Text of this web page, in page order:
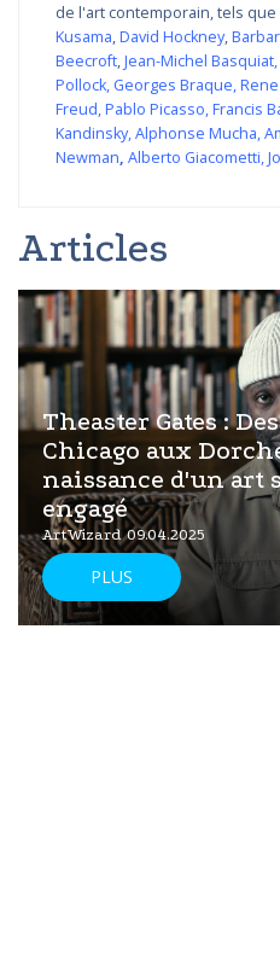
de l'art contemporain, tels que
Kusama,David Hockney,
Beecroft,Jean-Michel Basquiat,
Pollock, Georges Braque,
Freud,Pablo Picasso,Francis
Kandinsky,Alphonse Mucha,
Newman, Alberto Giacometti,
Articles
Theaster Gates :
Chicago aux
naissance d'un art
engagé
ArtWizard 09.04.2025
PLUS